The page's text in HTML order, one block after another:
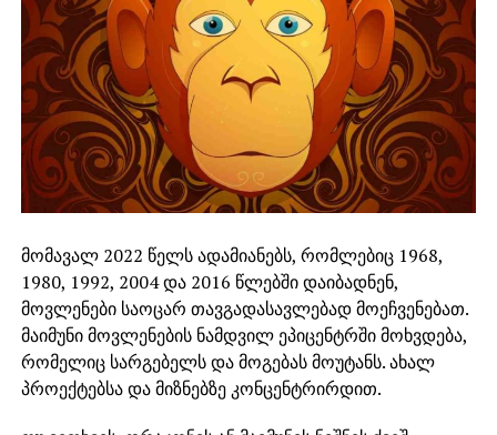
მომავალ 2022 წელს ადამიანებს, რომლებიც 1968,
1980, 1992, 2004 და 2016 წლებში დაიბადნენ,
მოვლენები საოცარ თავგადასავლებად მოეჩვენებათ.
მაიმუნი მოვლენების ნამდვილ ეპიცენტრში მოხვდება,
რომელიც სარგებელს და მოგებას მოუტანს. ახალ
პროექტებსა და მიზნებზე კონცენტრირდით.